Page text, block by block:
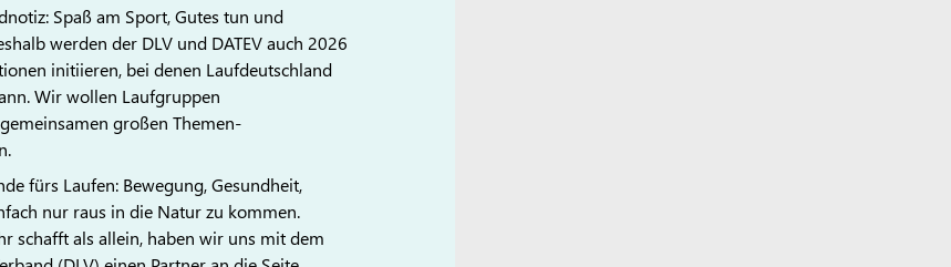
Spaß am Sport, Gutes tun und
werden der DLV und DATEV auch 2026
initiieren, bei denen Laufdeutschland
Wir wollen Laufgruppen
großen Themen-
fürs Laufen: Bewegung, Gesundheit,
nur raus in die Natur zu kommen.
schafft als allein, haben wir uns mit dem